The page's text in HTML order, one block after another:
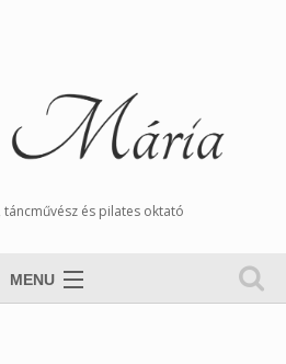
és pilates oktató
MENU